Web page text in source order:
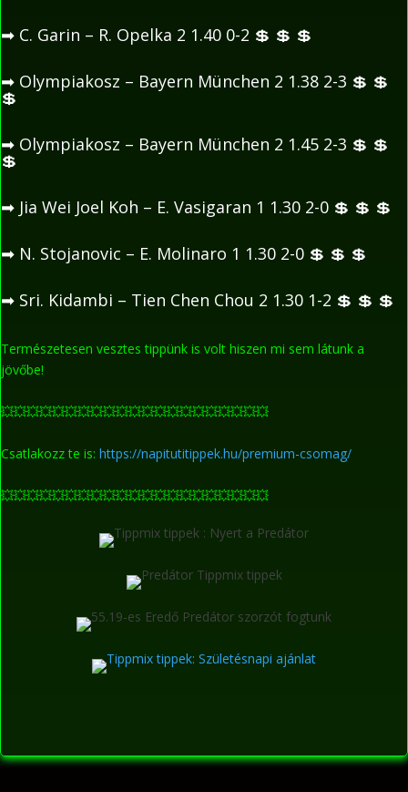
➡ C. Garin – R. Opelka 2 1.40 0-2 💲 💲 💲
➡ Olympiakosz – Bayern München 2 1.38 2-3 💲 💲
💲
➡ Olympiakosz – Bayern München 2 1.45 2-3 💲 💲
💲
➡ Jia Wei Joel Koh – E. Vasigaran 1 1.30 2-0 💲 💲 💲
➡ N. Stojanovic – E. Molinaro 1 1.30 2-0 💲 💲 💲
➡ Sri. Kidambi – Tien Chen Chou 2 1.30 1-2 💲 💲 💲
Természetesen vesztes tippünk is volt hiszen mi sem látunk a
jövőbe!
💥💥💥💥💥💥💥💥💥💥💥💥💥💥💥💥💥💥💥💥💥
Csatlakozz te is: https://napitutitippek.hu/premium-csomag/
💥💥💥💥💥💥💥💥💥💥💥💥💥💥💥💥💥💥💥💥💥